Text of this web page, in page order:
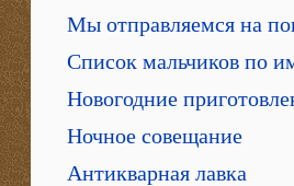
Мы отправляемся на
Список мальчиков по
Новогодние
Ночное совещание
Антикварная лавка